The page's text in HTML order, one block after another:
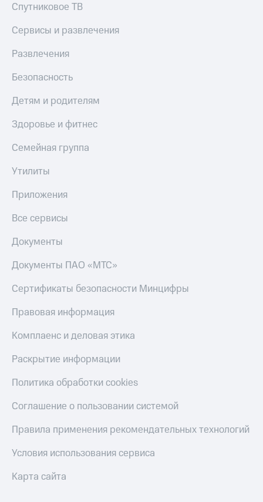
Спутниковое ТВ
Сервисы и развлечения
Развлечения
Безопасность
Детям и родителям
Здоровье и фитнес
Семейная группа
Утилиты
Приложения
Все сервисы
Документы
Документы ПАО «МТС»
Сертификаты безопасности Минцифры
Правовая информация
Комплаенс и деловая этика
Раскрытие информации
Политика обработки cookies
Соглашение о пользовании системой
Правила применения рекомендательных технологий
Условия использования сервиса
Карта сайта